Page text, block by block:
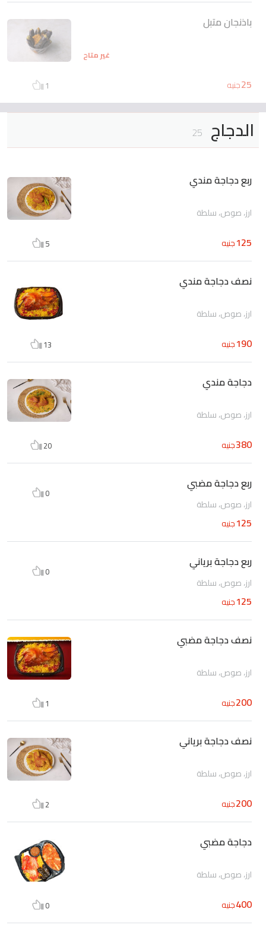
باذنجان متبل
غير متاح
25جنيه 1
الدجاج 25
ربع دجاجة مندي
ارز، صوص، سلطة
125جنيه 5
نصف دجاجة مندي
ارز، صوص، سلطة
190جنيه 13
دجاجة مندي
ارز، صوص، سلطة
380جنيه 20
ربع دجاجة مضبي
ارز، صوص، سلطة
125جنيه
0
ربع دجاجة برياني
ارز، صوص، سلطة
125جنيه
0
نصف دجاجة مضبي
ارز، صوص، سلطة
200جنيه 1
نصف دجاجة برياني
ارز، صوص، سلطة
200جنيه 2
دجاجة مضبي
ارز، صوص، سلطة
400جنيه 0